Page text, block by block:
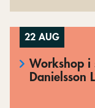
22 AUG
Workshop i
Danielsson